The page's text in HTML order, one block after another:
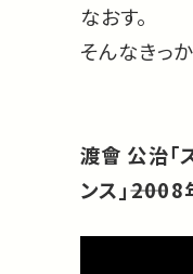
なおす。
そんなきっ
渡會 公治「
ンス」